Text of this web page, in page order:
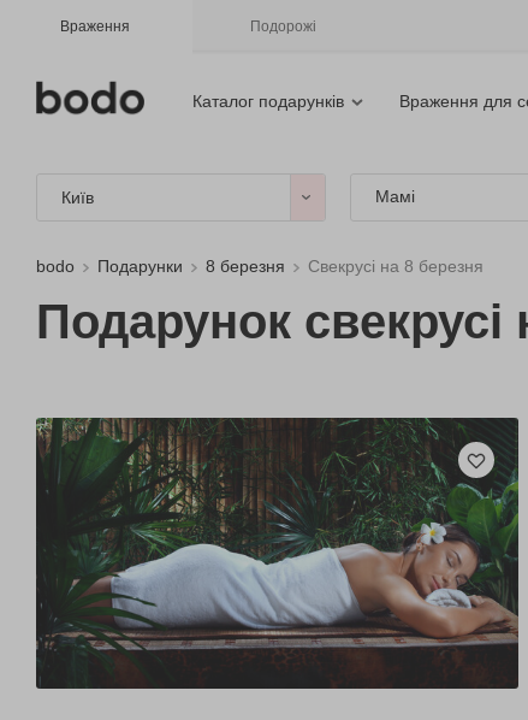
Враження Подорожі
Каталог подарунків Враження для
Київ Мамі
bodo Подарунки 8 березня Свекрусі на 8 березня
Подарунок свекрусі